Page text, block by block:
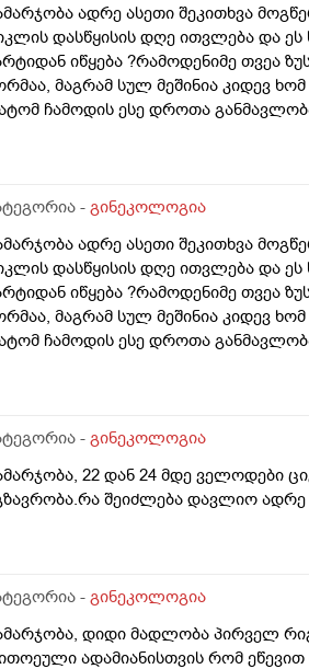
ადრე ასეთი შეკითხვა
დასწყისის დღე ითვლება და
იწყება ?რამოდენიმე თვეა
მაგრამ სულ მეშინია კიდევ
ჩამოდის ესე დროთა
სანერვიულო.რითი შეიძლება
გასრანდა ახლა 21 დღიანზე 4
- გინეკოლოგია
ადრე ასეთი შეკითხვა
დასწყისის დღე ითვლება და
იწყება ?რამოდენიმე თვეა
მაგრამ სულ მეშინია კიდევ
ჩამოდის ესე დროთა
სანერვიულო.რითი შეიძლება
- გინეკოლოგია
22 დან 24 მდე ველოდები
შეიძლება დავლიო
- გინეკოლოგია
დიდი მადლობა პირველ
ადამიანისთვის რომ ეწევით